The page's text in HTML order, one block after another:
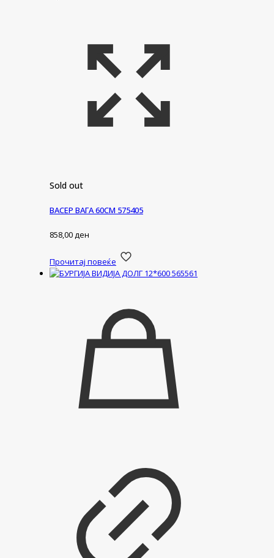
Sold out
ВАСЕР ВАГА 60СМ 575405
858,00ден
Прочитај повеќе